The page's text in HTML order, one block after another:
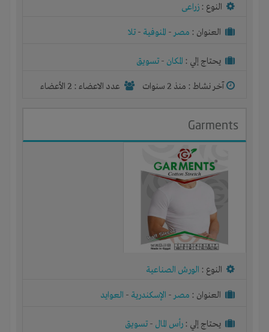
النوع : زراعى
العنوان : مصر- المنوفية - تلا
يحتاج إلي : المكان - تسويق
آخر نشاط : منذ 2 سنوات عدد الاعضاء : 2 الأعضاء
Garments
النوع : الورش الصناعية
العنوان : مصر- الإسكندرية - العوايد
يحتاج إلي : رأس المال - تسويق